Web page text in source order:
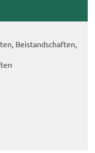
Bei­stand­schaf­ten,